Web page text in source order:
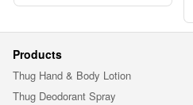
Products
Thug Hand & Body Lotion
Thug Deodorant Spray